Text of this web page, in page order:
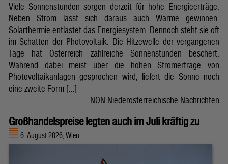
Viele Sonnenstunden sorgen derzeit für hohe Energieerträge.
Neben Strom lässt sich daraus auch Wärme gewinnen.
Solarthermie entlastet das Energiesystem. Dennoch steht sie oft
im Schatten der Photovoltaik. Die Hitzewelle der vergangenen
Tage hat Österreich zahlreiche Sonnenstunden beschert.
Während dabei meist über die hohen Stromerträge von
Photovoltaikanlagen gesprochen wird, liefert die Sonne noch
eine zweite Form […]
NÖN Niederösterreichische Nachrichten
Großhandelspreise legten auch im Juli kräftig zu
6. August 2026, Wien